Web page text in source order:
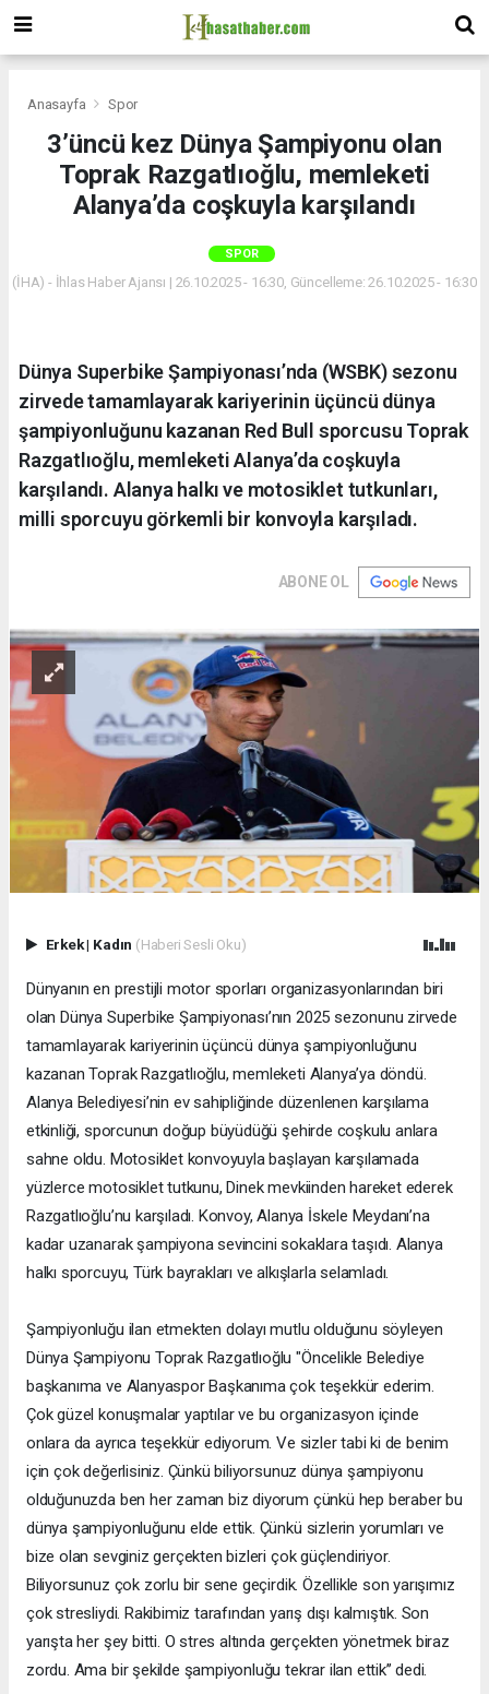
Anasayfa Spor
3’üncü kez Dünya Şampiyonu olan
Toprak Razgatlıoğlu, memleketi
Alanya’da coşkuyla karşılandı
SPOR
(İHA) - İhlas Haber Ajansı | 26.10.2025 - 16:30, Güncelleme: 26.10.2025 - 16:30
Dünya Superbike Şampiyonası’nda (WSBK) sezonu
zirvede tamamlayarak kariyerinin üçüncü dünya
şampiyonluğunu kazanan Red Bull sporcusu Toprak
Razgatlıoğlu, memleketi Alanya’da coşkuyla
karşılandı. Alanya halkı ve motosiklet tutkunları,
milli sporcuyu görkemli bir konvoyla karşıladı.
ABONE OL
Erkek| Kadın (Haberi Sesli Oku)
Dünyanın en prestijli motor sporları organizasyonlarından biri
olan Dünya Superbike Şampiyonası’nın 2025 sezonunu zirvede
tamamlayarak kariyerinin üçüncü dünya şampiyonluğunu
kazanan Toprak Razgatlıoğlu, memleketi Alanya’ya döndü.
Alanya Belediyesi’nin ev sahipliğinde düzenlenen karşılama
etkinliği, sporcunun doğup büyüdüğü şehirde coşkulu anlara
sahne oldu. Motosiklet konvoyuyla başlayan karşılamada
yüzlerce motosiklet tutkunu, Dinek mevkiinden hareket ederek
Razgatlıoğlu’nu karşıladı. Konvoy, Alanya İskele Meydanı’na
kadar uzanarak şampiyona sevincini sokaklara taşıdı. Alanya
halkı sporcuyu, Türk bayrakları ve alkışlarla selamladı.
Şampiyonluğu ilan etmekten dolayı mutlu olduğunu söyleyen
Dünya Şampiyonu Toprak Razgatlıoğlu "Öncelikle Belediye
başkanıma ve Alanyaspor Başkanıma çok teşekkür ederim.
Çok güzel konuşmalar yaptılar ve bu organizasyon içinde
onlara da ayrıca teşekkür ediyorum. Ve sizler tabi ki de benim
için çok değerlisiniz. Çünkü biliyorsunuz dünya şampiyonu
olduğunuzda ben her zaman biz diyorum çünkü hep beraber bu
dünya şampiyonluğunu elde ettik. Çünkü sizlerin yorumları ve
bize olan sevginiz gerçekten bizleri çok güçlendiriyor.
Biliyorsunuz çok zorlu bir sene geçirdik. Özellikle son yarışımız
çok stresliydi. Rakibimiz tarafından yarış dışı kalmıştık. Son
yarışta her şey bitti. O stres altında gerçekten yönetmek biraz
zordu. Ama bir şekilde şampiyonluğu tekrar ilan ettik’’ dedi.